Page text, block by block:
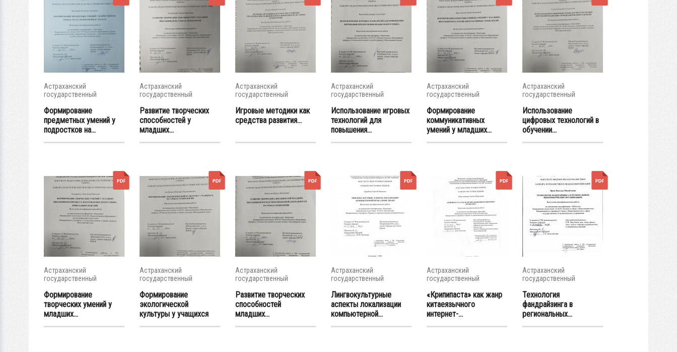
Астраханский
государственный
Формирование
предметных умений у
подростков на...
Астраханский
государственный
Развитие творческих
способностей у
младших...
Астраханский
государственный
Игровые методики как
средства развития...
Астраханский
государственный
Использование игровых
технологий для
повышения...
Астраханский
государственный
Формирование
коммуникативных
умений у младших...
Астраханский
государственный
Использование
цифровых технологий в
обучении...
Астраханский
государственный
Формирование
творческих умений у
младших...
Астраханский
государственный
Формирование
экологической
культуры у учащихся
на...
Астраханский
государственный
Развитие творческих
способностей
младших...
Астраханский
государственный
Лингвокультурные
аспекты локализации
компьютерной...
Астраханский
государственный
«Крипипаста» как жанр
китаеязычного
интернет-...
Астраханский
государственный
Технология
фандрайзинга в
региональных...